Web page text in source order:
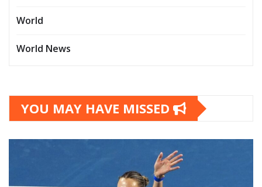
World
World News
YOU MAY HAVE MISSED